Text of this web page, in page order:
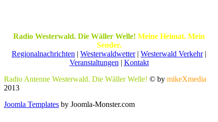
Radio Westerwald. Die Wäller Welle! Meine Heimat. Mein
Sender.
Regionalnachrichten | Westerwaldwetter| Westerwald Verkehr|
Veranstaltungen | Kontakt
Radio Antenne Westerwald. Die Wäller Welle! © by mikeXmedia
2013
Joomla Templates by Joomla-Monster.com